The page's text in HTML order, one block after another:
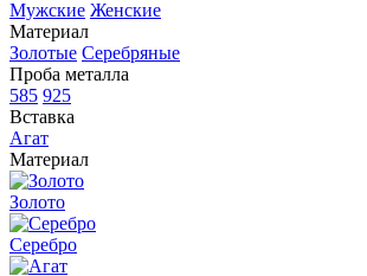
Мужские Женские
Материал
Золотые Серебряные
Проба металла
585 925
Вставка
Агат
Материал
Золото
Серебро